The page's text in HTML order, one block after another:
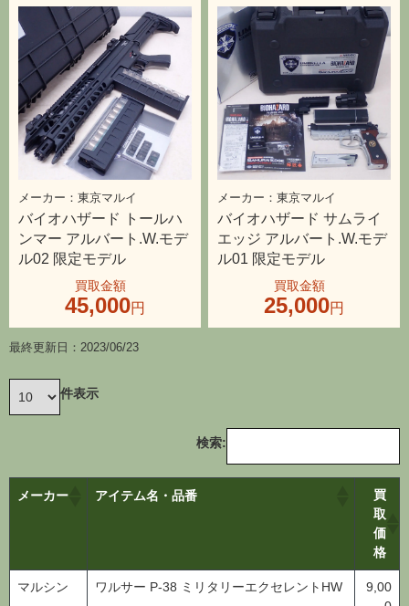
東京マルイ
バイオハザード トールハ
ンマー アルバート.W.モデ
ル02 限定モデル
45,000
東京マルイ
バイオハザード サムライ
エッジ アルバート.W.モデ
ル01 限定モデル
25,000
最終更新日：2023/06/23
メーカー アイテム名・品番
買
取
価
格
マルシン ワルサー P-38 ミリタリーエクセレントHW
9,00
0